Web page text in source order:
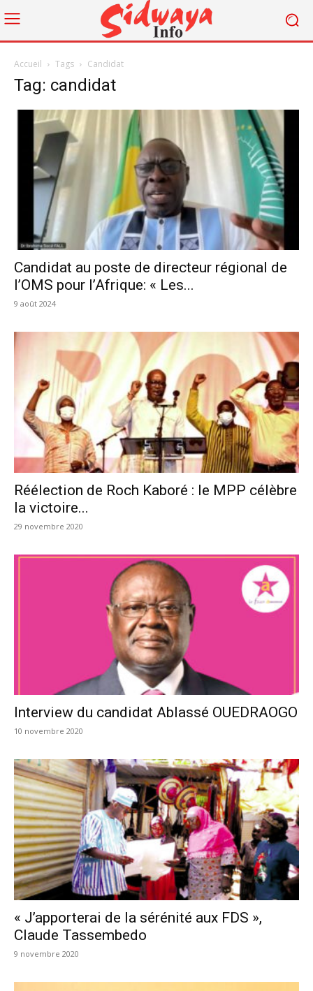
Accueil Tags Candidat
Tag: candidat
Candidat au poste de directeur régional de
l’OMS pour l’Afrique: « Les...
9 août 2024
Réélection de Roch Kaboré : le MPP célèbre
la victoire...
29 novembre 2020
Interview du candidat Ablassé OUEDRAOGO
10 novembre 2020
« J’apporterai de la sérénité aux FDS »,
Claude Tassembedo
9 novembre 2020